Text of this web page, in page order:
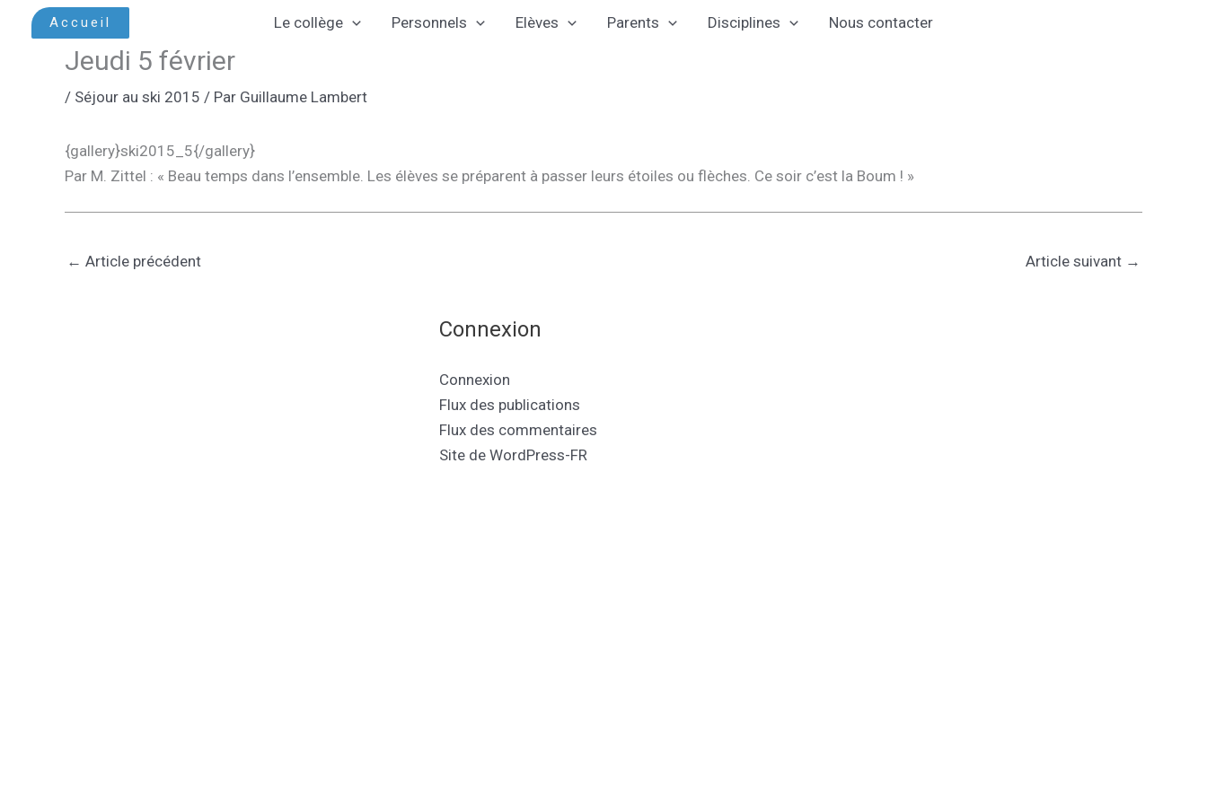
Accueil Le collège Personnels Elèves Parents Disciplines Nous contacter
Jeudi 5 février
/ Séjour au ski 2015 / Par Guillaume Lambert
{gallery}ski2015_5{/gallery}
Par M. Zittel : « Beau temps dans l’ensemble. Les élèves se préparent à passer leurs étoiles ou flèches. Ce soir c’est la Boum ! »
← Article précédent Article suivant →
Connexion
Connexion
Flux des publications
Flux des commentaires
Site de WordPress-FR